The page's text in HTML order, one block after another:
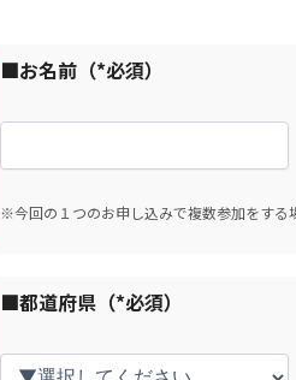
■お名前（*必須）
※今回の１つのお申し込みで複数参加をする
■都道府県（*必須）